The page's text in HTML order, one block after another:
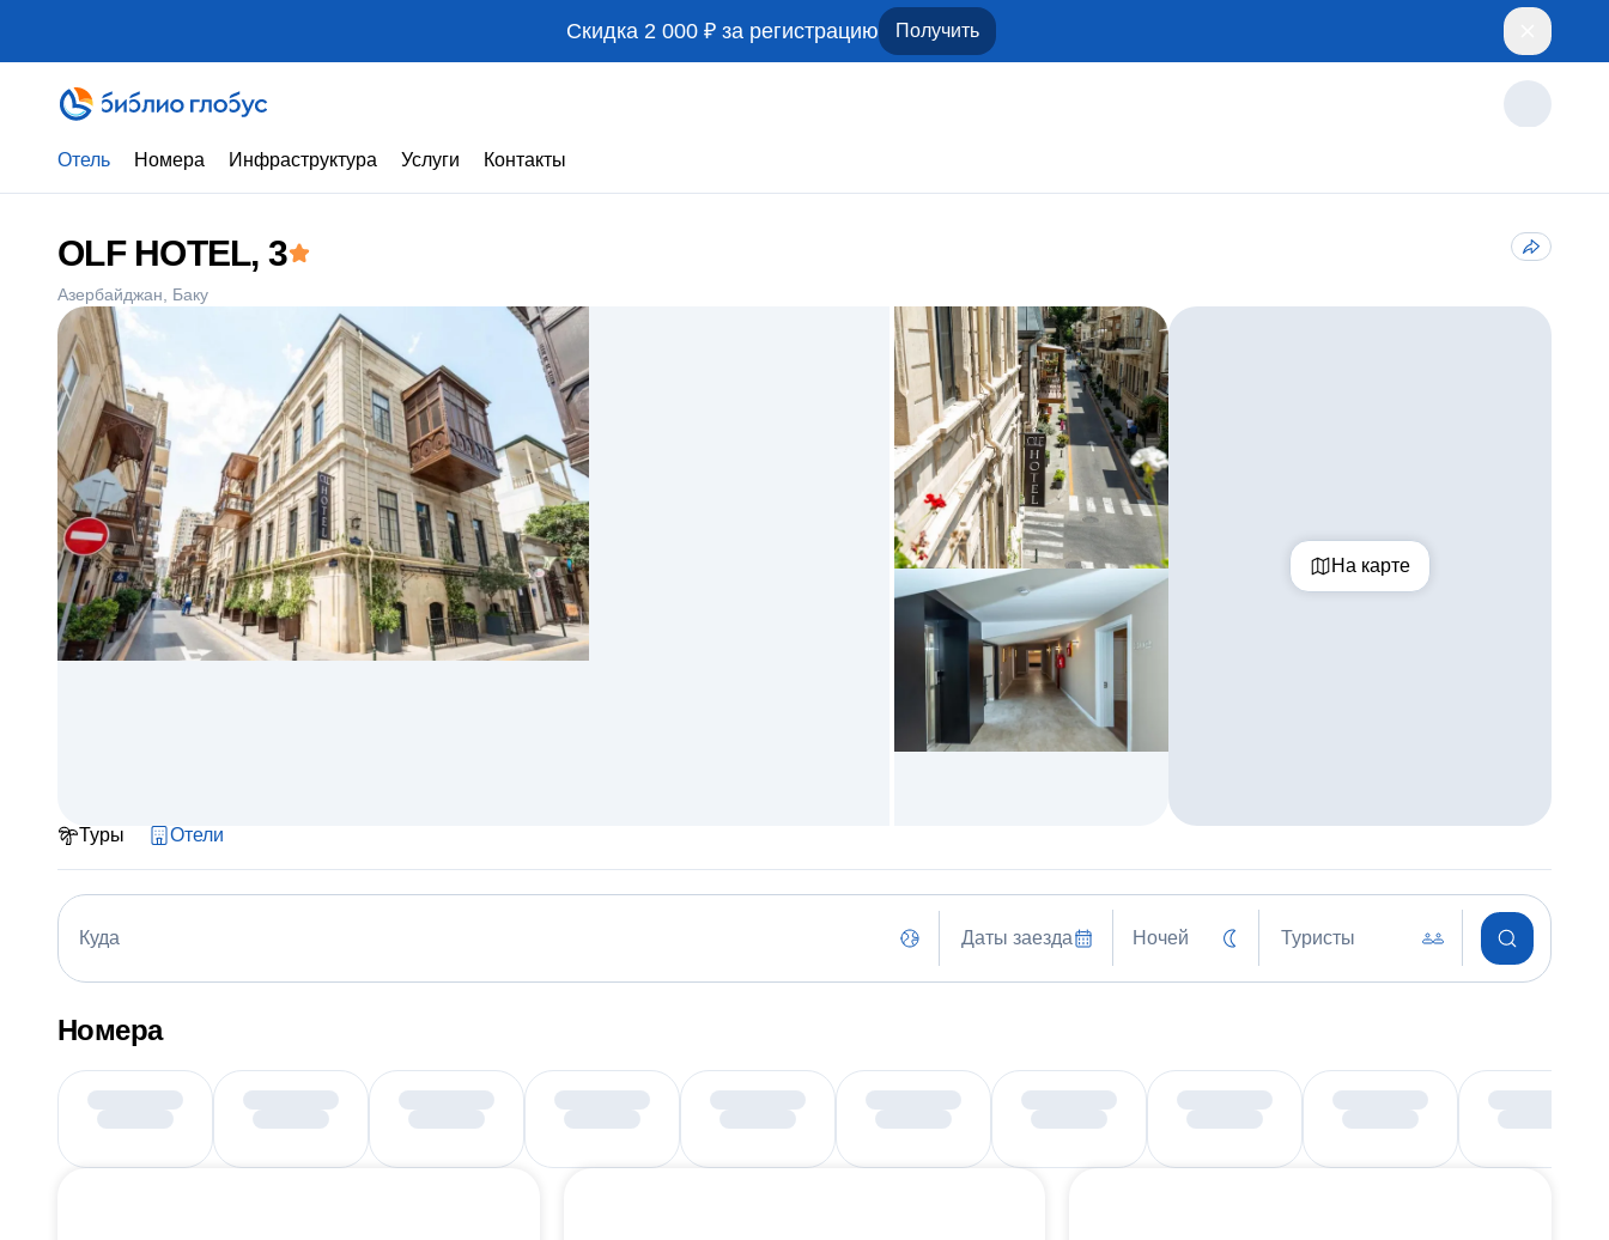
Скидка 2 000 ₽ за регистрацию Получить
Отель Номера Инфраструктура Услуги Контакты
OLF HOTEL, 3
Азербайджан Баку
На карте
Туры Отели
Куда Даты заезда Ночей Туристы
Номера